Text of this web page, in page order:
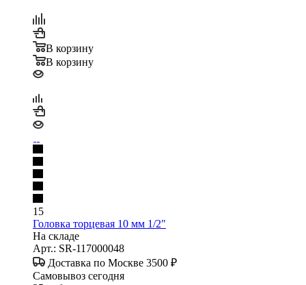
В корзину
В корзину
15
Головка торцевая 10 мм 1/2"
На складе
Арт.: SR-117000048
Доставка по Москве 3500 ₽
Самовывоз сегодня